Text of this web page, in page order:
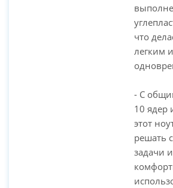
что
легким
- С
10 ядер
этот
решать
задачи